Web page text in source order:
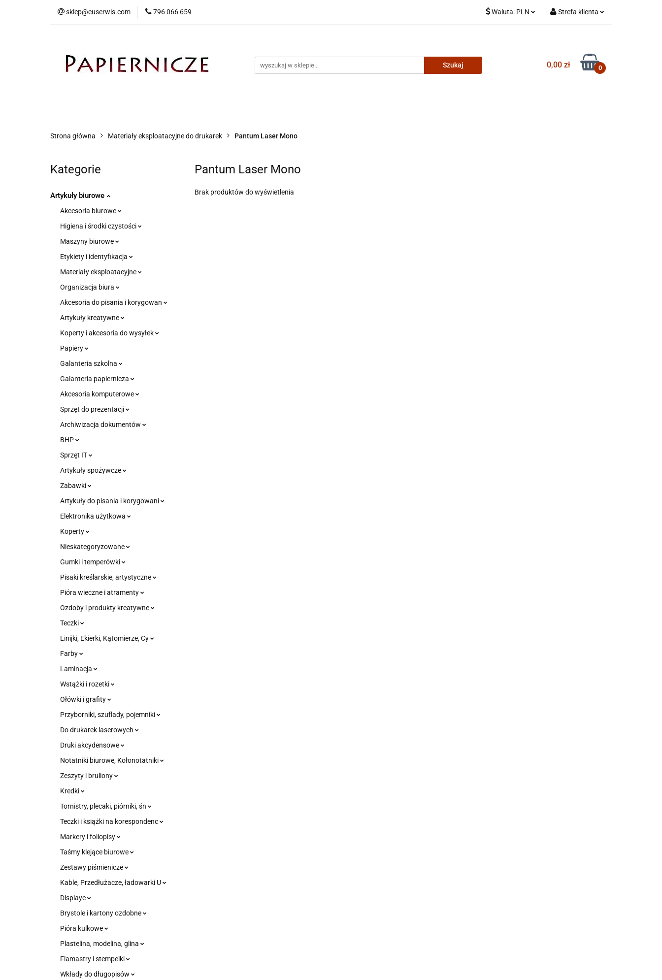
sklep@euserwis.com 796 066 659 Waluta: PLN Strefa klienta
Zarejestruj się
Dodaj zgłoszenie
0,00 zł 0
Strona główna Materiały eksploatacyjne do drukarek Pantum Laser Mono
Kategorie
Artykuły biurowe
Akcesoria biurowe
Higiena i środki czystości
Maszyny biurowe
Etykiety i identyfikacja
Materiały eksploatacyjne
Organizacja biura
Akcesoria do pisania i korygowan
Artykuły kreatywne
Koperty i akcesoria do wysyłek
Papiery
Galanteria szkolna
Galanteria papiernicza
Akcesoria komputerowe
Sprzęt do prezentacji
Archiwizacja dokumentów
BHP
Sprzęt IT
Artykuły spożywcze
Zabawki
Artykuły do pisania i korygowani
Elektronika użytkowa
Koperty
Nieskategoryzowane
Gumki i temperówki
Pisaki kreślarskie, artystyczne
Pióra wieczne i atramenty
Ozdoby i produkty kreatywne
Teczki
Linijki, Ekierki, Kątomierze, Cy
Farby
Laminacja
Wstążki i rozetki
Ołówki i grafity
Przyborniki, szuflady, pojemniki
Do drukarek laserowych
Druki akcydensowe
Notatniki biurowe, Kołonotatniki
Zeszyty i bruliony
Kredki
Tornistry, plecaki, piórniki, śn
Teczki i książki na korespondenc
Markery i foliopisy
Taśmy klejące biurowe
Zestawy piśmienicze
Kable, Przedłużacze, ładowarki U
Displaye
Brystole i kartony ozdobne
Pióra kulkowe
Plastelina, modelina, glina
Flamastry i stempelki
Wkłady do długopisów
Pantum Laser Mono
Brak produktów do wyświetlenia